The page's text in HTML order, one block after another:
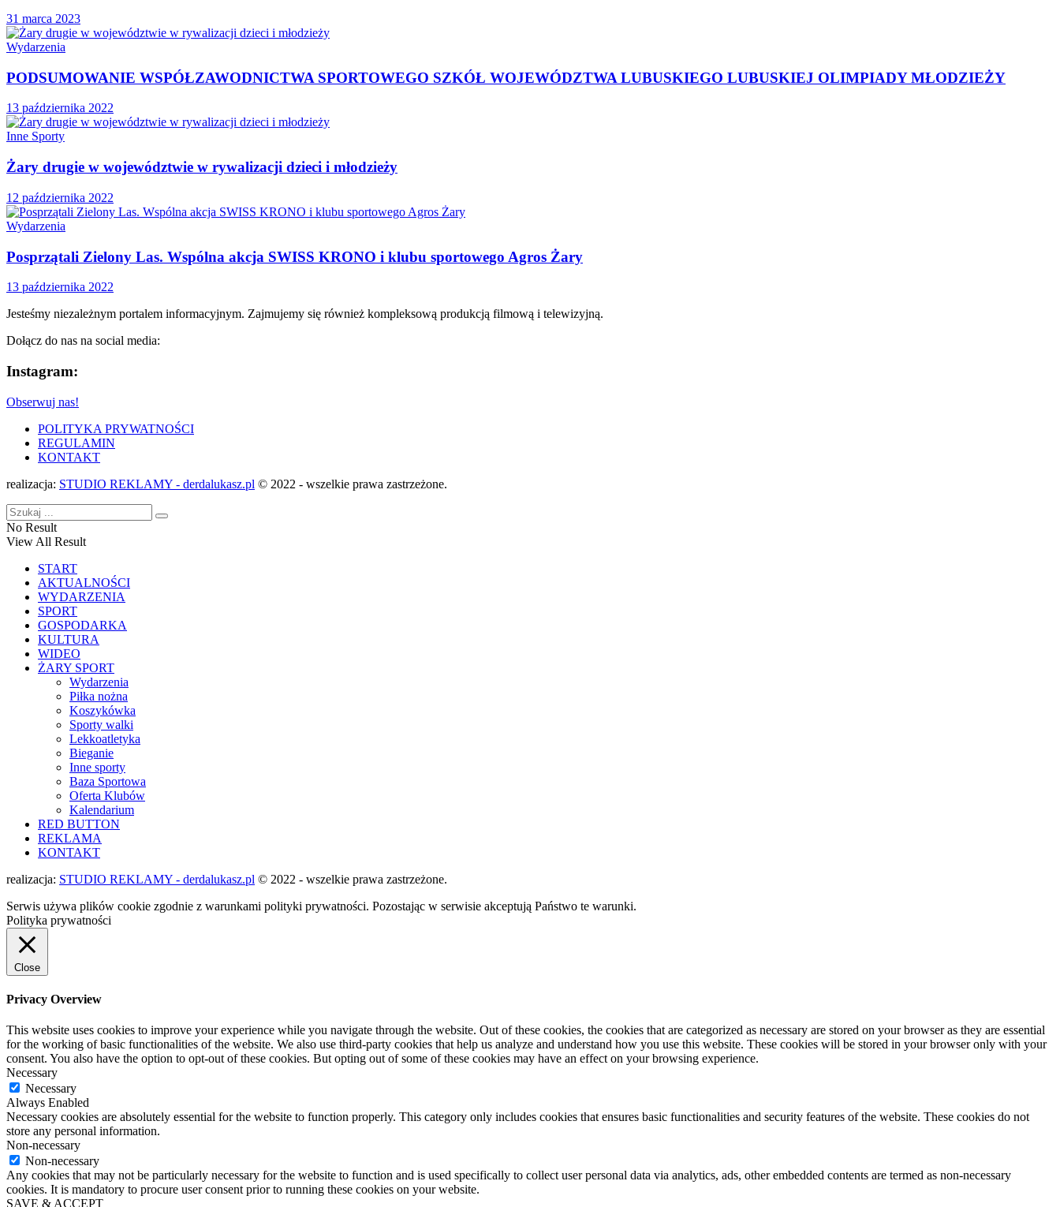
31 marca 2023
Wydarzenia
PODSUMOWANIE WSPÓŁZAWODNICTWA SPORTOWEGO SZKÓŁ WOJEWÓDZTWA LUBUSKIEGO LUBUSKIEJ OLIMPIADY MŁODZIEŻY
13 października 2022
Inne Sporty
Żary drugie w województwie w rywalizacji dzieci i młodzieży
12 października 2022
Wydarzenia
Posprzątali Zielony Las. Wspólna akcja SWISS KRONO i klubu sportowego Agros Żary
13 października 2022
Jesteśmy niezależnym portalem informacyjnym. Zajmujemy się również kompleksową produkcją filmową i telewizyjną.
Dołącz do nas na social media:
Instagram:
Obserwuj nas!
POLITYKA PRYWATNOŚCI
REGULAMIN
KONTAKT
realizacja: STUDIO REKLAMY - derdalukasz.pl © 2022 - wszelkie prawa zastrzeżone.
No Result
View All Result
START
AKTUALNOŚCI
WYDARZENIA
SPORT
GOSPODARKA
KULTURA
WIDEO
ŻARY SPORT
Wydarzenia
Piłka nożna
Koszykówka
Sporty walki
Lekkoatletyka
Bieganie
Inne sporty
Baza Sportowa
Oferta Klubów
Kalendarium
RED BUTTON
REKLAMA
KONTAKT
realizacja: STUDIO REKLAMY - derdalukasz.pl © 2022 - wszelkie prawa zastrzeżone.
Serwis używa plików cookie zgodnie z warunkami polityki prywatności. Pozostając w serwisie akceptują Państwo te warunki.
Polityka prywatności
Close
Privacy Overview
This website uses cookies to improve your experience while you navigate through the website. Out of these cookies, the cookies that are categorized as necessary are stored on your browser as they are essential
for the working of basic functionalities of the website. We also use third-party cookies that help us analyze and understand how you use this website. These cookies will be stored in your browser only with your
consent. You also have the option to opt-out of these cookies. But opting out of some of these cookies may have an effect on your browsing experience.
Necessary
Necessary
Always Enabled
Necessary cookies are absolutely essential for the website to function properly. This category only includes cookies that ensures basic functionalities and security features of the website. These cookies do not
store any personal information.
Non-necessary
Non-necessary
Any cookies that may not be particularly necessary for the website to function and is used specifically to collect user personal data via analytics, ads, other embedded contents are termed as non-necessary
cookies. It is mandatory to procure user consent prior to running these cookies on your website.
SAVE & ACCEPT